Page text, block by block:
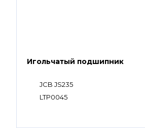
Игольчатый подшипник
JCB JS235
LTP0045